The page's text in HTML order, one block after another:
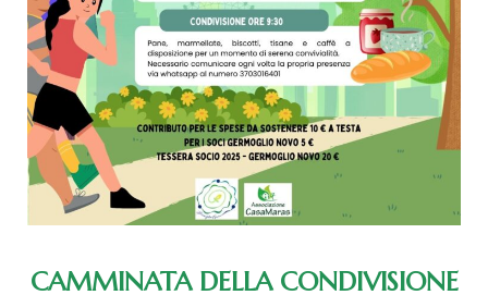
CAMMINATA DELLA CONDIVISIONE